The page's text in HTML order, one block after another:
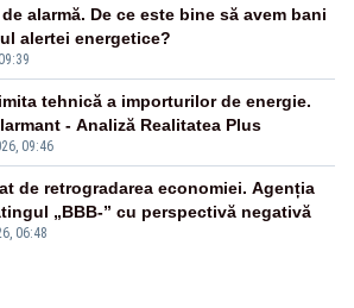
alarmă. De ce este bine să avem bani
alertei energetice?
09:46
tehnică a importurilor de energie.
- Analiză Realitatea Plus
06:48
de retrogradarea economiei. Agenția
„BBB-” cu perspectivă negativă